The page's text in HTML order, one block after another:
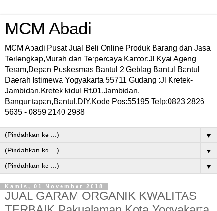
MCM Abadi
MCM Abadi Pusat Jual Beli Online Produk Barang dan Jasa
Terlengkap,Murah dan Terpercaya Kantor:Jl Kyai Ageng
Teram,Depan Puskesmas Bantul 2 Geblag Bantul Bantul
Daerah Istimewa Yogyakarta 55711 Gudang :Jl Kretek-
Jambidan,Kretek kidul Rt.01,Jambidan,
Banguntapan,Bantul,DIY.Kode Pos:55195 Telp:0823 2826
5635 - 0859 2140 2988
▼
▼
▼
Kamis, 01 November 2018
JUAL GARAM ORGANIK KWALITAS